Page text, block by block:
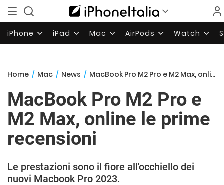
iPhone iPad Mac AirPods Watch
Home / Mac / News / MacBook Pro M2 Pro e M2 Max, online le prime recensioni
MacBook Pro M2 Pro e
M2 Max, online le prime
recensioni
Le prestazioni sono il fiore all'occhiello dei
nuovi Macbook Pro 2023.